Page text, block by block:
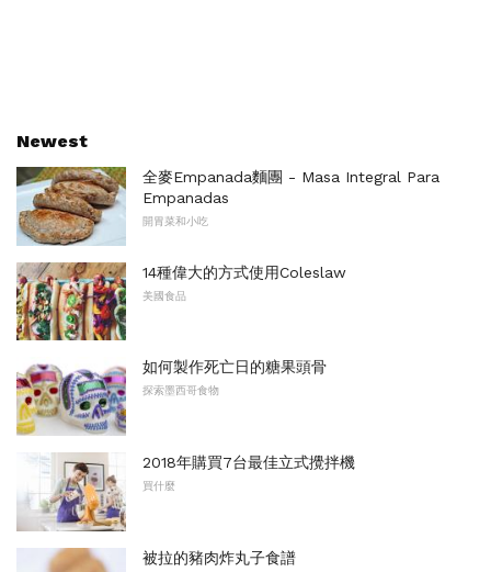
Newest
全麥Empanada麵團 - Masa Integral Para
Empanadas
開胃菜和小吃
14種偉大的方式使用Coleslaw
美國食品
如何製作死亡日的糖果頭骨
探索墨西哥食物
2018年購買7台最佳立式攪拌機
買什麼
被拉的豬肉炸丸子食譜